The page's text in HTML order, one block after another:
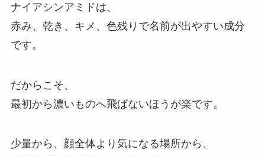
ナイアシンアミドは、
赤み、乾き、キメ、色残りで名前が出やすい成分
です。
だからこそ、
最初から濃いものへ飛ばないほうが楽です。
少量から、顔全体より気になる場所から、